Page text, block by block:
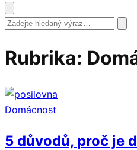
Vyhledat
Rubrika:
Domácnost
5 důvodů, proč je